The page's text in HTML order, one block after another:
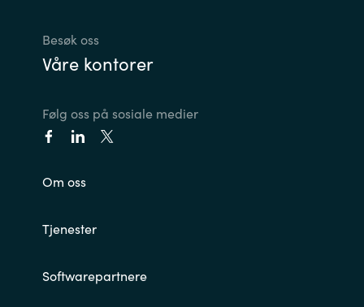
Besøk oss
Våre kontorer
Følg oss på sosiale medier
Om oss
Tjenester
Softwarepartnere